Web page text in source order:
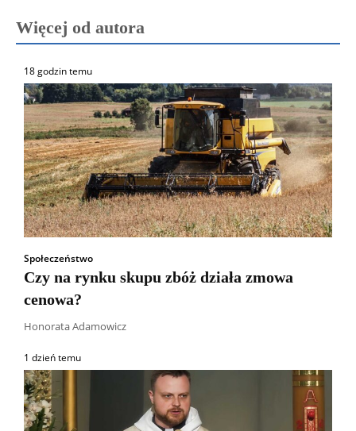
Więcej od autora
18 godzin temu
Społeczeństwo
Czy na rynku skupu zbóż działa zmowa
cenowa?
Honorata Adamowicz
1 dzień temu